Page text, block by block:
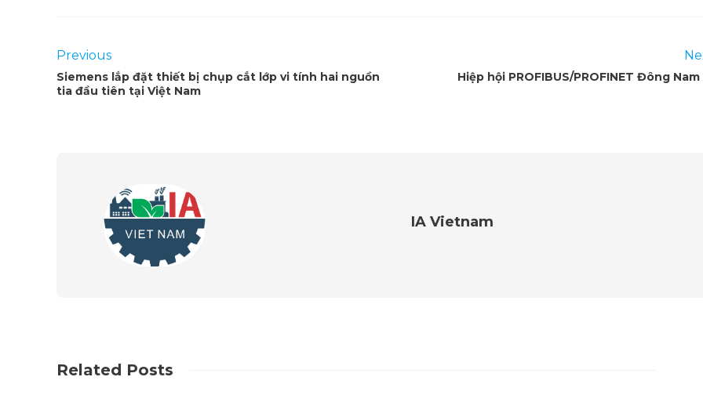
Previous
Siemens lắp đặt thiết bị chụp cắt lớp vi tính hai nguồn
tia đầu tiên tại Việt Nam
Hiệp hội PROFIBUS/PROFINET Đông Nam
IA Vietnam
Related Posts